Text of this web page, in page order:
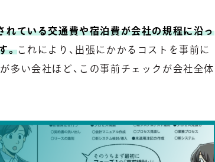
れている交通費や宿泊費が会社の規程に沿っ
。これにより、出張にかかるコストを事前に
多い会社ほど、この事前チェックが会社全体